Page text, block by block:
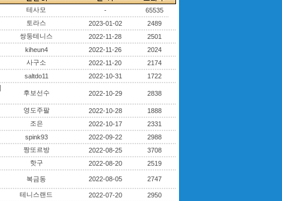
테사모 -
65535
토라스 2023-01-02
2489
쌍둥테니스 2022-11-28
2501
kiheun4 2022-11-26
2024
사구소 2022-11-20
2174
saltdo11 2022-10-31 1722
후보선수 2022-10-29 2838
영도주팔 2022-10-28
1888
조은 2022-10-17
2331
spink93 2022-09-22
2988
짱또르방 2022-08-25
3708
핫구 2022-08-20 2519
복금동 2022-08-05 2747
테니스랜드 2022-07-20
2950